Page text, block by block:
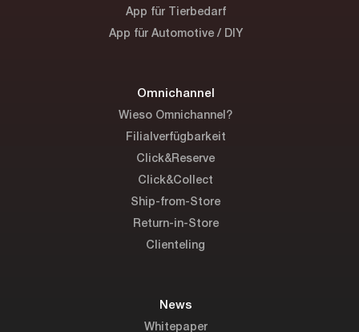
App für Tierbedarf
App für Automotive / DIY
Omnichannel
Wieso Omnichannel?
Filialverfügbarkeit
Click&Reserve
Click&Collect
Ship-from-Store
Return-in-Store
Clienteling
News
Whitepaper